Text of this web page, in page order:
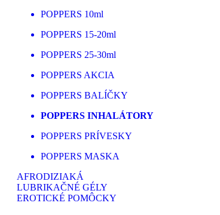
POPPERS 10ml
POPPERS 15-20ml
POPPERS 25-30ml
POPPERS AKCIA
POPPERS BALÍČKY
POPPERS INHALÁTORY
POPPERS PRÍVESKY
POPPERS MASKA
AFRODIZIAKÁ
LUBRIKAČNÉ GÉLY
EROTICKÉ POMÔCKY